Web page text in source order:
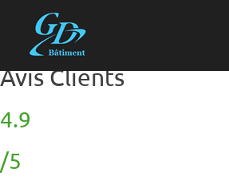
content
Entreprise
rénovation
et
construction
Avis Clients
4.9
/5